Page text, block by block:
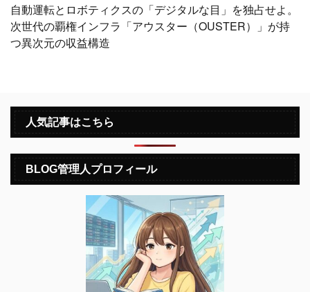
自動運転とロボティクスの「デジタルな目」を独占せよ。
次世代の覇権インフラ「アウスター（OUSTER）」が持
つ異次元の収益構造
人気記事はこちら
BLOG管理人プロフィール